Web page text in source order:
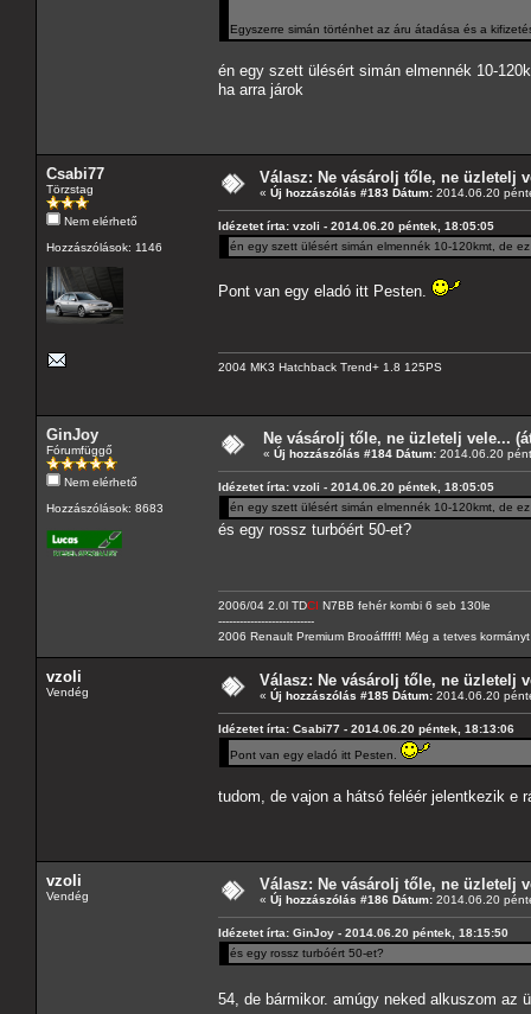
Egyszerre simán történhet az áru átadása és a
én egy szett ülésért simán elmennék 10-
ha arra járok
Csabi77
Törzstag
Nem elérhető
Hozzászólások: 1146
Válasz: Ne vásárolj tőle, ne üzletelj
« Új hozzászólás #183 Dátum: 2014.06.20
Idézetet írta: vzoli - 2014.06.20 péntek, 18:05:05
én egy szett ülésért simán elmennék 10-120kmt, de
Pont van egy eladó itt Pesten.
2004 MK3 Hatchback Trend+ 1.8 125PS
GinJoy
Fórumfüggő
Nem elérhető
Hozzászólások: 8683
Ne vásárolj tőle, ne üzletelj vele...
« Új hozzászólás #184 Dátum: 2014.06.20
Idézetet írta: vzoli - 2014.06.20 péntek, 18:05:05
én egy szett ülésért simán elmennék 10-120kmt, de
és egy rossz turbóért 50-et?
2006/04 2.0l TDCI N7BB fehér kombi 6 seb 130le
---------------------------
2006 Renault Premium Brooáfffff! Még a tetves
vzoli
Vendég
Válasz: Ne vásárolj tőle, ne üzletelj
« Új hozzászólás #185 Dátum: 2014.06.20
Idézetet írta: Csabi77 - 2014.06.20 péntek, 18:13:06
Pont van egy eladó itt Pesten.
tudom, de vajon a hátsó feléér jelentkezik e
vzoli
Vendég
Válasz: Ne vásárolj tőle, ne üzletelj
« Új hozzászólás #186 Dátum: 2014.06.20
Idézetet írta: GinJoy - 2014.06.20 péntek, 18:15:50
és egy rossz turbóért 50-et?
54, de bármikor. amúgy neked alkuszom az